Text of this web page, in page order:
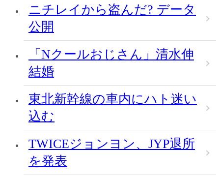
ニチレイから盗んだ? データ
公開
「Nクールおじさん」清水伸
結婚
東北新幹線の車内にハト迷い
込む
TWICEジョンヨン、JYP退所
を発表